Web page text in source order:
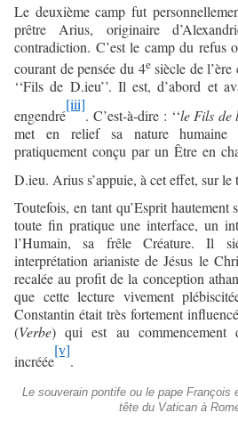
Le deuxième camp fut
prêtre Arius, originaire
contradiction. C’est le camp du refus
courant de pensée du 4esiècle de l’ère
‘‘Fils de D.ieu’’. Il est, d’abord et
engendré
[iii]
. C’est-à-dire : ‘‘le Fils de
met en relief sa nature humaine
pratiquement conçu par un Être en
D.ieu. Arius s’appuie, à cet effet, sur le
Toutefois, en tant qu’Esprit hautement
toute fin pratique une interface, un
l’Humain, sa frêle Créature. Il
interprétation arianiste de Jésus le
recalée au profit de la conception
que cette lecture vivement
Constantin était très fortement
(Verbe) qui est au commencement
incréée
[v]
.
Le souverain pontife ou le pape François
tête du Vatican à